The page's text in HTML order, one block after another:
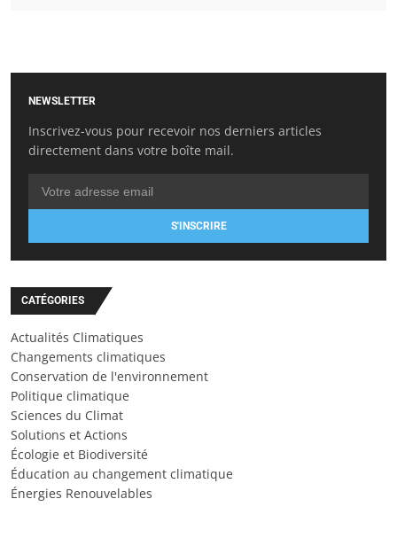
NEWSLETTER
Inscrivez-vous pour recevoir nos derniers articles
directement dans votre boîte mail.
S'INSCRIRE
CATÉGORIES
Actualités Climatiques
Changements climatiques
Conservation de l'environnement
Politique climatique
Sciences du Climat
Solutions et Actions
Écologie et Biodiversité
Éducation au changement climatique
Énergies Renouvelables